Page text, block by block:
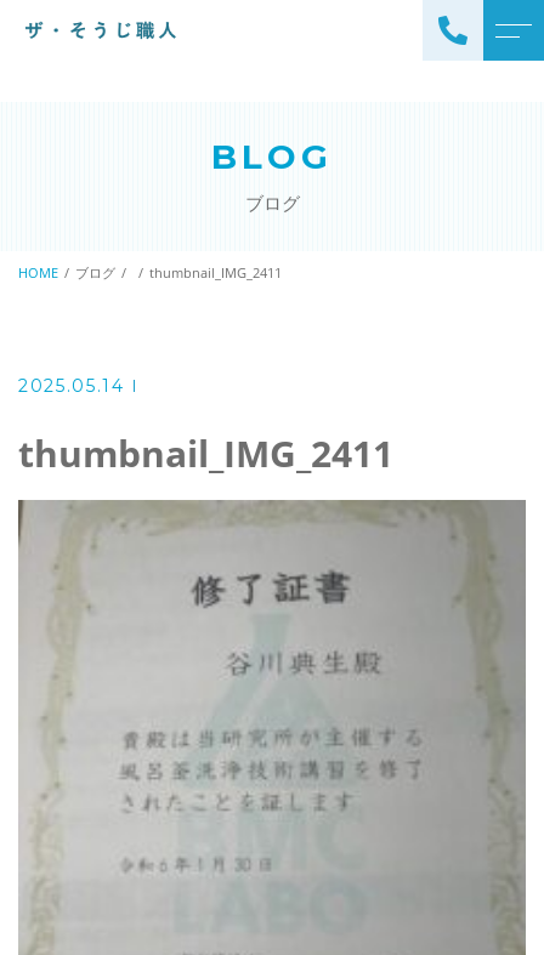
ザ・そうじ職人について
エアコンクリーニング
ハウスクリーニング
浴室クリーニング
風呂釜洗浄・追い炊き配管
クリーニング
トイレクリーニング
クリニック施設専門清掃
よくある質問
ング
空気清浄機クリーニング
その他のお掃除
BLOG
ブログ
HOME ブログ thumbnail_IMG_2411
2025.05.14
thumbnail_IMG_2411